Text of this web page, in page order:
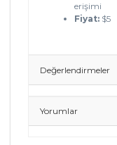
erişimi
Fiyat: $5
Değerlendirmeler
Yorumlar